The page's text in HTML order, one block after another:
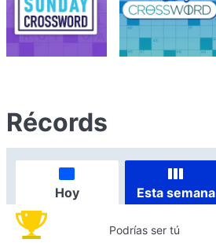
Récords
Hoy Esta semana
Podrías ser tú